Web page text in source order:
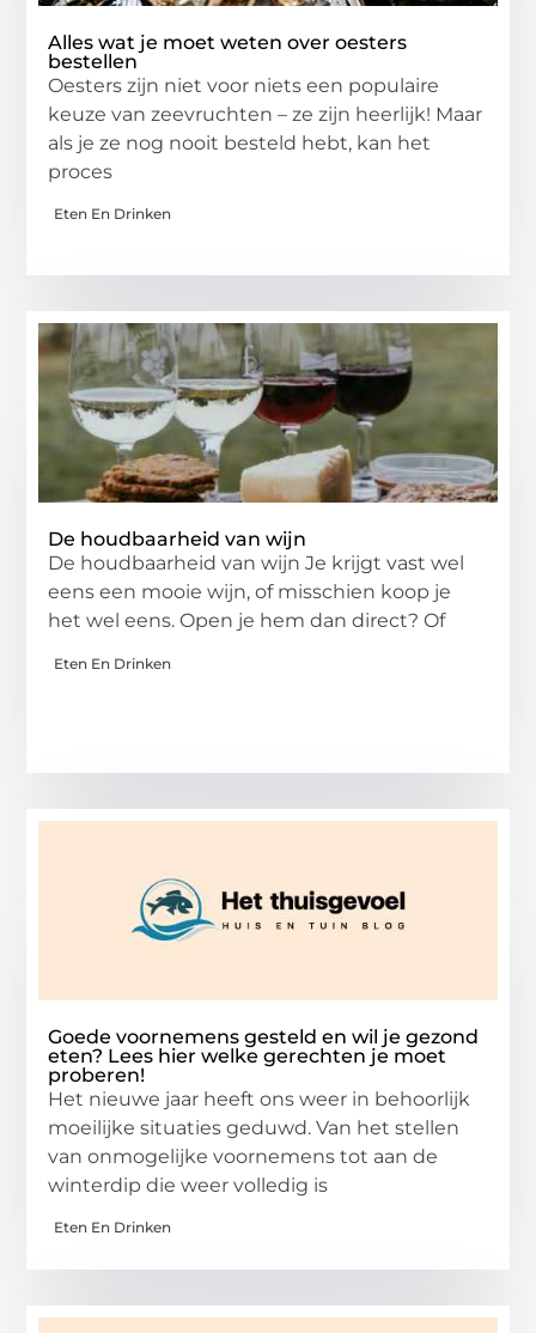
Alles wat je moet weten over oesters
bestellen
Oesters zijn niet voor niets een populaire
keuze van zeevruchten – ze zijn heerlijk! Maar
als je ze nog nooit besteld hebt, kan het
proces
Eten En Drinken
De houdbaarheid van wijn
De houdbaarheid van wijn Je krijgt vast wel
eens een mooie wijn, of misschien koop je
het wel eens. Open je hem dan direct? Of
Eten En Drinken
Goede voornemens gesteld en wil je gezond
eten? Lees hier welke gerechten je moet
proberen!
Het nieuwe jaar heeft ons weer in behoorlijk
moeilijke situaties geduwd. Van het stellen
van onmogelijke voornemens tot aan de
winterdip die weer volledig is
Eten En Drinken